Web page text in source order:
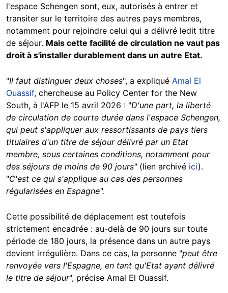
l'espace Schengen sont, eux, autorisés à entrer et
transiter sur le territoire des autres pays membres,
notamment pour rejoindre celui qui a délivré ledit titre
de séjour. Mais cette facilité de circulation ne vaut pas
droit à s'installer durablement dans un autre Etat.
"Il faut distinguer deux choses", a expliqué Amal El
Ouassif, chercheuse au Policy Center for the New
South, à l'AFP le 15 avril 2026 : "D'une part, la liberté
de circulation de courte durée dans l'espace Schengen,
qui peut s'appliquer aux ressortissants de pays tiers
titulaires d'un titre de séjour délivré par un Etat
membre, sous certaines conditions, notamment pour
des séjours de moins de 90 jours"(lien archivé ici).
"C'est ce qui s'applique au cas des personnes
régularisées en Espagne".
Cette possibilité de déplacement est toutefois
strictement encadrée : au-delà de 90 jours sur toute
période de 180 jours, la présence dans un autre pays
devient irrégulière. Dans ce cas, la personne "peut être
renvoyée vers l'Espagne, en tant qu'Etat ayant délivré
le titre de séjour", précise Amal El Ouassif.